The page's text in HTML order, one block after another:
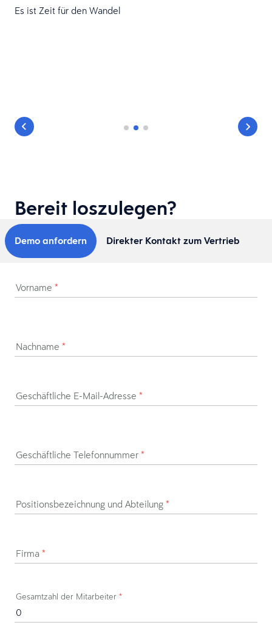
Es ist Zeit für den Wandel
Bereit loszulegen?
Demo anfordern Direkter Kontakt zum Vertrieb
Vorname *
Nachname *
Geschäftliche E-Mail-Adresse *
Geschäftliche Telefonnummer *
Positionsbezeichnung und Abteilung *
Firma *
Gesamtzahl der Mitarbeiter *